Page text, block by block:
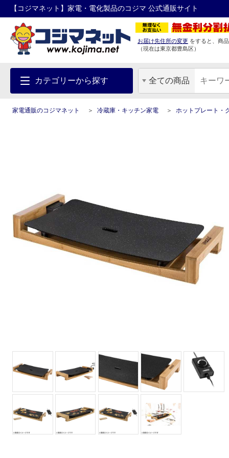
【コジマネット】家電・電化製品のコジマ 公式通販サイト
お届け先住所の変更 をすると、商
（現在は東京都豊島区）
カテゴリーから探す 全ての商品
家電通販のコジマネット 冷蔵庫・キッチン家電 ホットプレート・